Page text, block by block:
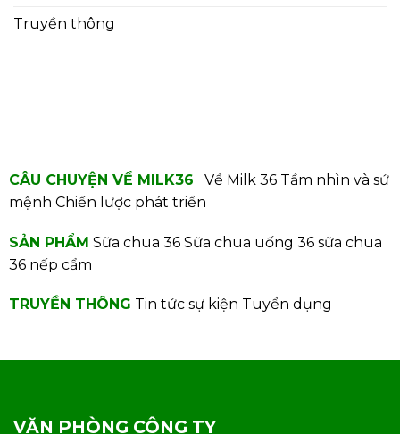
Truyền thông
CÂU CHUYỆN VỀ MILK36 Về Milk 36 Tầm nhìn và sứ
mệnh Chiến lược phát triển
SẢN PHẨM Sữa chua 36 Sữa chua uống 36 sữa chua
36 nếp cẩm
TRUYỀN THÔNG Tin tức sự kiện Tuyển dụng
VĂN PHÒNG CÔNG TY